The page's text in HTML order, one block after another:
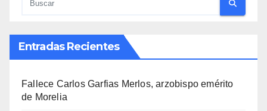
Entradas Recientes
Fallece Carlos Garfias Merlos, arzobispo emérito
de Morelia